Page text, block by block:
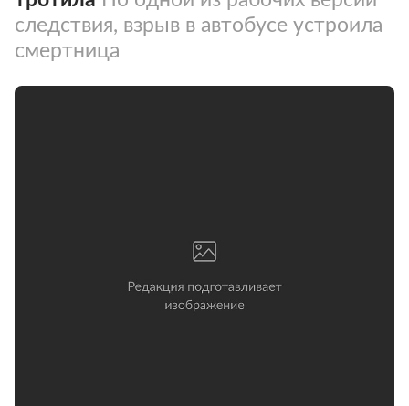
следствия, взрыв в автобусе устроила
смертница